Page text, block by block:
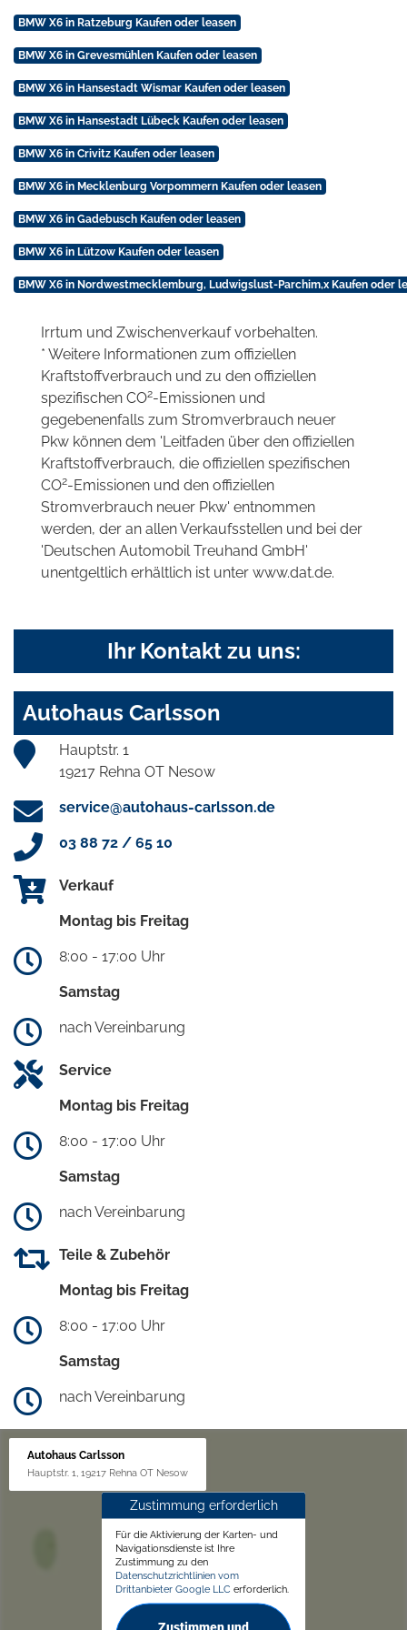
BMW X6 in Ratzeburg Kaufen oder leasen
BMW X6 in Grevesmühlen Kaufen oder leasen
BMW X6 in Hansestadt Wismar Kaufen oder leasen
BMW X6 in Hansestadt Lübeck Kaufen oder leasen
BMW X6 in Crivitz Kaufen oder leasen
BMW X6 in Mecklenburg Vorpommern Kaufen oder leasen
BMW X6 in Gadebusch Kaufen oder leasen
BMW X6 in Lützow Kaufen oder leasen
BMW X6 in Nordwestmecklemburg, Ludwigslust-Parchim,x Kaufen oder
Irrtum und Zwischenverkauf vorbehalten.
* Weitere Informationen zum offiziellen
Kraftstoffverbrauch und zu den offiziellen
spezifischen CO2-Emissionen und
gegebenenfalls zum Stromverbrauch neuer
Pkw können dem 'Leitfaden über den offiziellen
Kraftstoffverbrauch, die offiziellen spezifischen
CO2-Emissionen und den offiziellen
Stromverbrauch neuer Pkw' entnommen
werden, der an allen Verkaufsstellen und bei der
'Deutschen Automobil Treuhand GmbH'
unentgeltlich erhältlich ist unter www.dat.de.
Ihr Kontakt zu uns:
Autohaus Carlsson
Hauptstr. 1
19217 Rehna OT Nesow
service@autohaus-carlsson.de
03 88 72 / 65 10
Verkauf
Montag bis Freitag
8:00 - 17:00 Uhr
Samstag
nach Vereinbarung
Service
Montag bis Freitag
8:00 - 17:00 Uhr
Samstag
nach Vereinbarung
Teile & Zubehör
Montag bis Freitag
8:00 - 17:00 Uhr
Samstag
nach Vereinbarung
Autohaus Carlsson
Hauptstr. 1, 19217 Rehna OT Nesow
Zustimmung erforderlich
Für die Aktivierung der Karten- und
Navigationsdienste ist Ihre
Zustimmung zu den
Datenschutzrichtlinien vom
Drittanbieter Google LLC erforderlich.
Zustimmen und